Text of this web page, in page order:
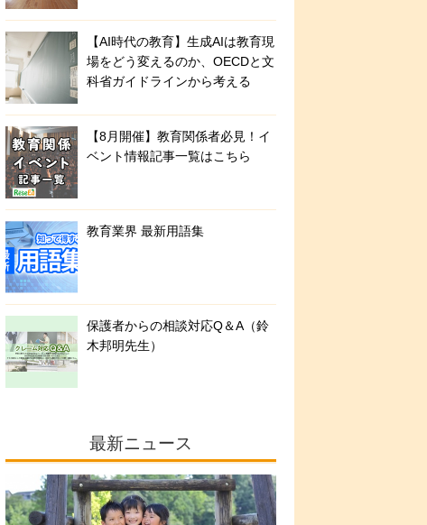
【AI時代の教育】生成AIは教育現
場をどう変えるのか、OECDと文
科省ガイドラインから考える
【8月開催】教育関係者必見！イ
ベント情報記事一覧はこちら
教育業界 最新用語集
保護者からの相談対応Q＆A（鈴
木邦明先生）
最新ニュース